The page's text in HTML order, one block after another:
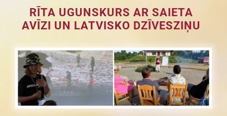
RĪTA UGUNSKURS AR SAIETA
AVĪZI UN LATVISKO DZĪVESZIŅU